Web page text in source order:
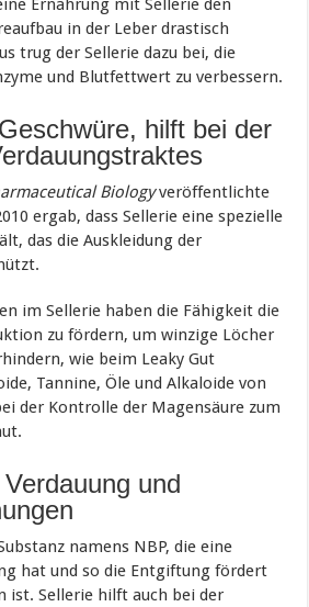
Ernährung mit Sellerie den
in der Leber drastisch
trug der Sellerie dazu bei, die
und Blutfettwert zu verbessern.
hilft bei der
Biologyveröffentlichte
ergab, dass Sellerie eine spezielle
das die Auskleidung der
im Sellerie haben die Fähigkeit die
zu fördern, um winzige Löcher
wie beim Leaky Gut
Tannine, Öle und Alkaloide von
der Kontrolle der Magensäure zum
und
namens NBP, die eine
hat und so die Entgiftung fördert
ist. Sellerie hilft auch bei der